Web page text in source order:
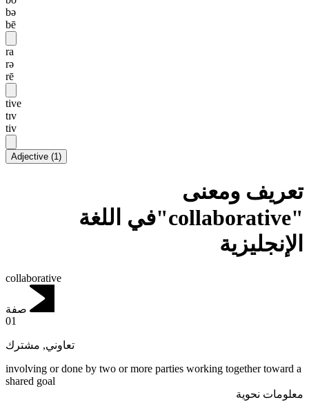
bə
bē
ra
rə
rē
tive
tɪv
tiv
Adjective (1)
تعريف ومعنى
"collaborative"في اللغة
الإنجليزية
collaborative
صفة
01
تعاوني, مشترك
involving or done by two or more parties working together toward a
shared goal
معلومات نحوية